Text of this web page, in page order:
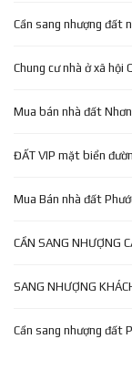
Cần sang nhượng đất
Chung cư nhà ở xã hội
Mua bán nhà đất
ĐẤT VIP mặt biển
Mua Bán nhà đất
CẦN SANG NHƯỢNG
SANG NHƯỢNG
Cần sang nhượng đất